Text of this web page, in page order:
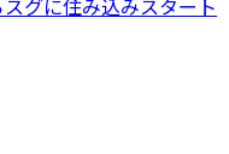
に住み込みスタート